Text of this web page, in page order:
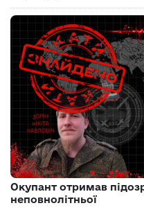
Окупант отримав
неповнолітньої